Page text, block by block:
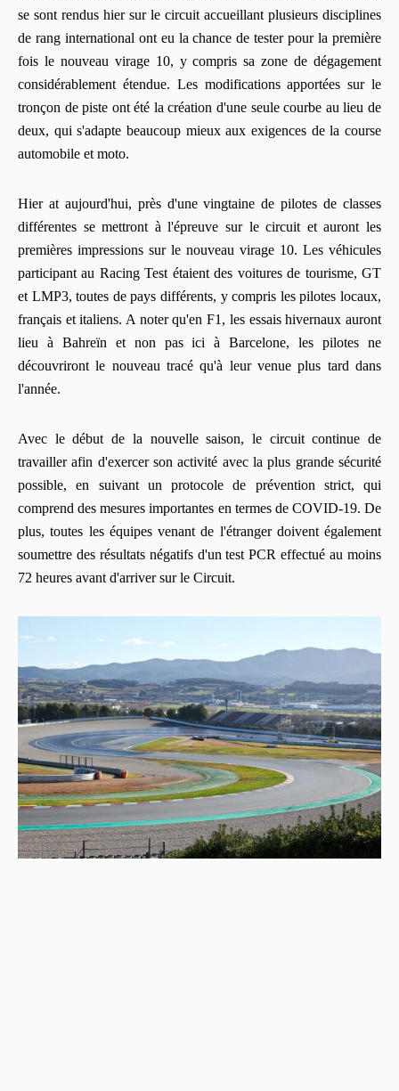
se sont rendus hier sur le circuit accueillant plusieurs disciplines
de rang international ont eu la chance de tester pour la première
fois le nouveau virage 10, y compris sa zone de dégagement
considérablement étendue. Les modifications apportées sur le
tronçon de piste ont été la création d'une seule courbe au lieu de
deux, qui s'adapte beaucoup mieux aux exigences de la course
automobile et moto.
Hier at aujourd'hui, près d'une vingtaine de pilotes de classes
différentes se mettront à l'épreuve sur le circuit et auront les
premières impressions sur le nouveau virage 10. Les véhicules
participant au Racing Test étaient des voitures de tourisme, GT
et LMP3, toutes de pays différents, y compris les pilotes locaux,
français et italiens. A noter qu'en F1, les essais hivernaux auront
lieu à Bahreïn et non pas ici à Barcelone, les pilotes ne
découvriront le nouveau tracé qu'à leur venue plus tard dans
l'année.
Avec le début de la nouvelle saison, le circuit continue de
travailler afin d'exercer son activité avec la plus grande sécurité
possible, en suivant un protocole de prévention strict, qui
comprend des mesures importantes en termes de COVID-19. De
plus, toutes les équipes venant de l'étranger doivent également
soumettre des résultats négatifs d'un test PCR effectué au moins
72 heures avant d'arriver sur le Circuit.